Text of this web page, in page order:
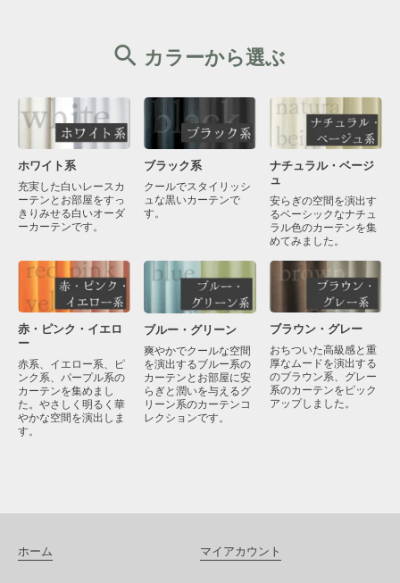
カラーから選ぶ
ホワイト系
充実した白いレースカ
ーテンとお部屋をすっ
きりみせる白いオーダ
ーカーテンです。
ブラック系
クールでスタイリッシ
ュな黒いカーテンで
す。
ナチュラル・ベージ
ュ
安らぎの空間を演出す
るベーシックなナチュ
ラル色のカーテンを集
めてみました。
赤・ピンク・イエロ
ー
赤系、イエロー系、ピ
ンク系、パープル系の
カーテンを集めまし
た。やさしく明るく華
やかな空間を演出しま
す。
ブルー・グリーン
爽やかでクールな空間
を演出するブルー系の
カーテンとお部屋に安
らぎと潤いを与えるグ
リーン系のカーテンコ
レクションです。
ブラウン・グレー
おちついた高級感と重
厚なムードを演出する
のブラウン系、グレー
系のカーテンをピック
アップしました。
ホーム マイアカウント